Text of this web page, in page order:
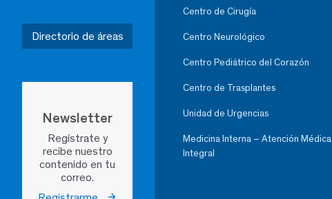
Directorio de áreas
Newsletter
Regístrate y
recibe nuestro
contenido en tu
correo.
Centro de Cirugía
Centro Neurológico
Centro Pediátrico del Corazón
Centro de Trasplantes
Unidad de Urgencias
Medicina Interna – Atención Médica
Integral